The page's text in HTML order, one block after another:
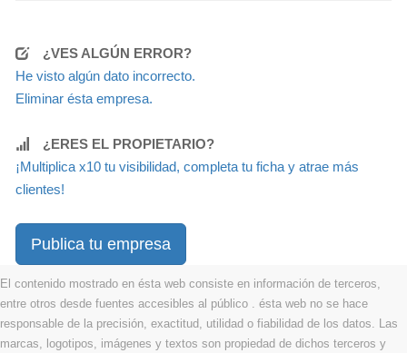
¿VES ALGÚN ERROR?
He visto algún dato incorrecto.
Eliminar ésta empresa.
¿ERES EL PROPIETARIO?
¡Multiplica x10 tu visibilidad, completa tu ficha y atrae más
clientes!
Publica tu empresa
El contenido mostrado en ésta web consiste en información de terceros,
entre otros desde fuentes accesibles al público . ésta web no se hace
responsable de la precisión, exactitud, utilidad o fiabilidad de los datos. Las
marcas, logotipos, imágenes y textos son propiedad de dichos terceros y